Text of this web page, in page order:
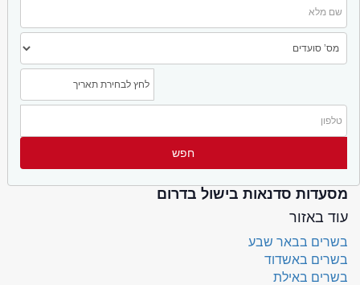
מסעדות סדנאות בישול בדרום
עוד באזור
בשרים בבאר שבע
בשרים באשדוד
בשרים באילת